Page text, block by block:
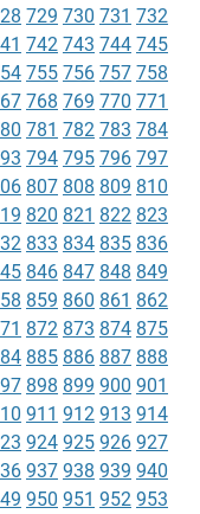
729 730 731 732
742 743 744 745
755 756 757 758
768 769 770 771
781 782 783 784
794 795 796 797
807 808 809 810
820 821 822 823
833 834 835 836
846 847 848 849
859 860 861 862
872 873 874 875
885 886 887 888
898 899 900 901
911 912 913 914
924 925 926 927
937 938 939 940
950 951 952 953